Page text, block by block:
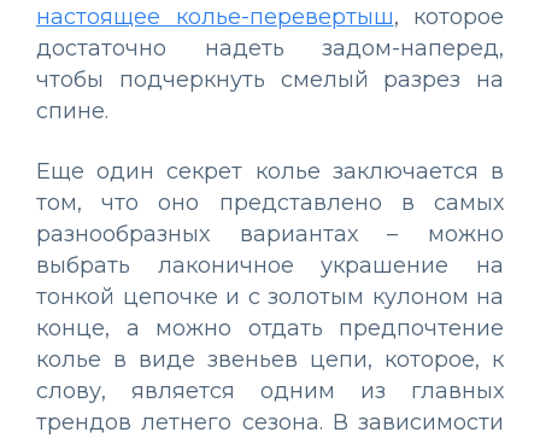
настоящее колье-перевертыш, которое
достаточно надеть задом-наперед,
чтобы подчеркнуть смелый разрез на
спине.
Еще один секрет колье заключается в
том, что оно представлено в самых
разнообразных вариантах – можно
выбрать лаконичное украшение на
тонкой цепочке и с золотым кулоном на
конце, а можно отдать предпочтение
колье в виде звеньев цепи, которое, к
слову, является одним из главных
трендов летнего сезона. В зависимости